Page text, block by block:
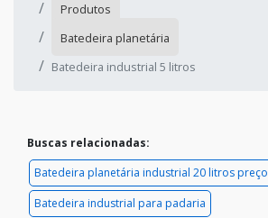
Produtos
Batedeira planetária
Batedeira industrial 5 litros
Buscas relacionadas:
Batedeira planetária industrial 20 litros preço
Batedeira industrial para padaria